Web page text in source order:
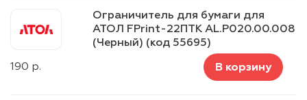
Ограничитель для бумаги для
АТОЛ FPrint-22ПТK AL.P020.00.008
(Черный) (код 55695)
190 р. В корзину